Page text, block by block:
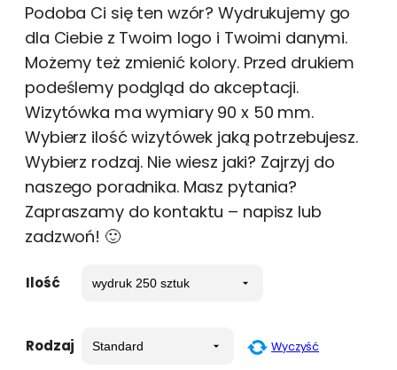
Podoba Ci się ten wzór? Wydrukujemy go
dla Ciebie z Twoim logo i Twoimi danymi.
Możemy też zmienić kolory. Przed drukiem
podeślemy podgląd do akceptacji.
Wizytówka ma wymiary 90 x 50 mm.
Wybierz ilość wizytówek jaką potrzebujesz.
Wybierz rodzaj. Nie wiesz jaki? Zajrzyj do
naszego poradnika. Masz pytania?
Zapraszamy do kontaktu – napisz lub
zadzwoń! 🙂
Ilość
Rodzaj Wyczyść